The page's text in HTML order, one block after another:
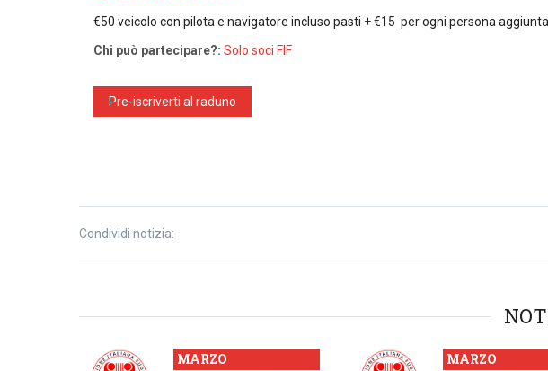
€50 veicolo con pilota e navigatore incluso pasti + €15 per ogni persona aggiunta
Chi può partecipare?: Solo soci FIF
Pre-iscriverti al raduno
Condividi notizia:
MARZO MARZO